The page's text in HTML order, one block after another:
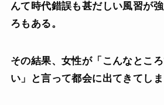
んて時代錯誤も甚だしい風習が
ろもある。
その結果、女性が「こんなとこ
い」と言って都会に出てきてしま